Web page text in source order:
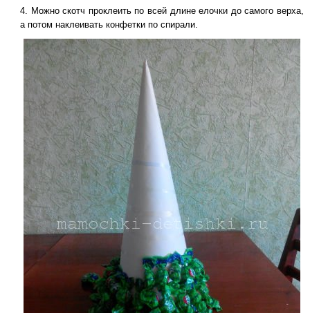
Можно скотч проклеить по всей длине елочки до самого верха,
а потом наклеивать конфетки по спирали.